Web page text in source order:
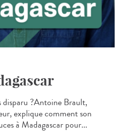
disparu ?Antoine Brault,
explique comment son
à Madagascar pour...